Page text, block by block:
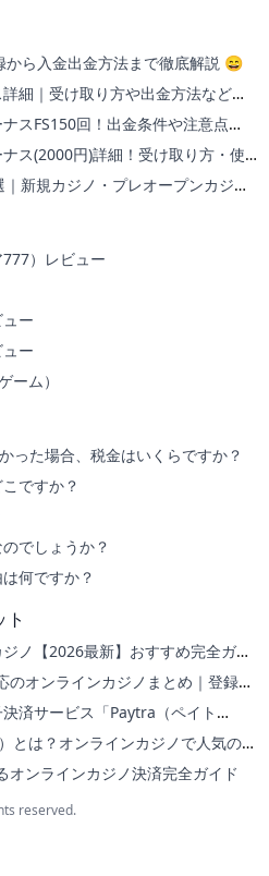
ら入金出金方法まで徹底解説 😄
細｜受け取り方や出金方法など
スFS150回！出金条件や注意点
ス(2000円)詳細！受け取り方・使い
新規カジノ・プレオープンカジノ
）レビュー
ー
ー
ーム）
った場合、税金はいくらですか？
ですか？
でしょうか？
何ですか？
ノ【2026最新】おすすめ完全ガイ
オンラインカジノまとめ｜登録か
済サービス「Paytra（ペイト
とは？オンラインカジノで人気の決
オンラインカジノ決済完全ガイド
reserved.